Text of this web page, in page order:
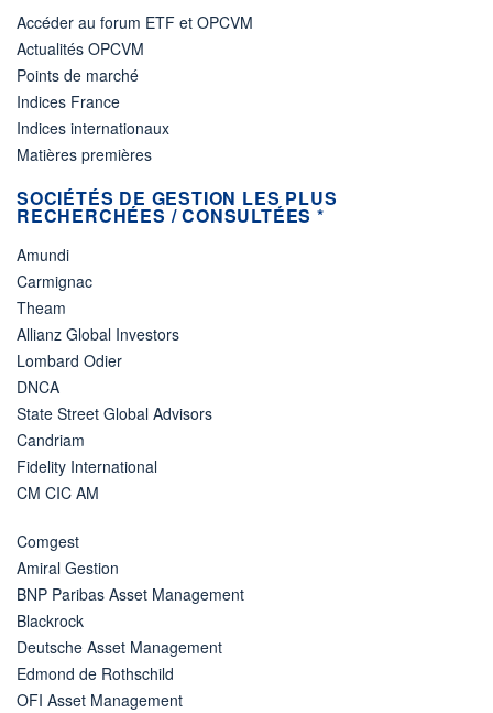
Accéder au forum ETF et OPCVM
Actualités OPCVM
Points de marché
Indices France
Indices internationaux
Matières premières
SOCIÉTÉS DE GESTION LES PLUS
RECHERCHÉES / CONSULTÉES *
Amundi
Carmignac
Theam
Allianz Global Investors
Lombard Odier
DNCA
State Street Global Advisors
Candriam
Fidelity International
CM CIC AM
Comgest
Amiral Gestion
BNP Paribas Asset Management
Blackrock
Deutsche Asset Management
Edmond de Rothschild
OFI Asset Management